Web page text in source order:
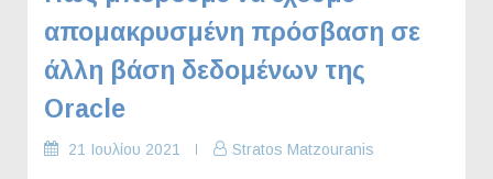
απομακρυσμένη πρόσβαση σε
άλλη βάση δεδομένων της
Oracle
21 Ιουλίου 2021 Stratos Matzouranis